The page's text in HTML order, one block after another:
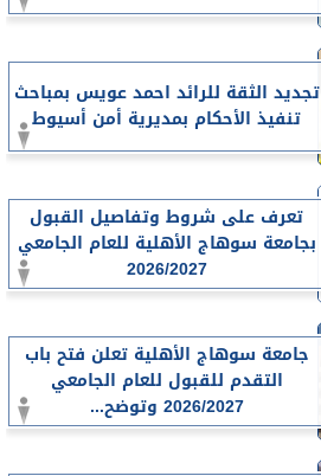
تجديد الثقة للرائد احمد عويس بمباحث
تنفيذ الأحكام بمديرية أمن أسيوط
تعرف على شروط وتفاصيل القبول
بجامعة سوهاج الأهلية للعام الجامعي
2026/2027
جامعة سوهاج الأهلية تعلن فتح باب
التقدم للقبول للعام الجامعي
2026/2027 وتوضح...